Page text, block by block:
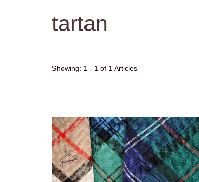
tartan
Showing: 1 - 1 of 1 Articles